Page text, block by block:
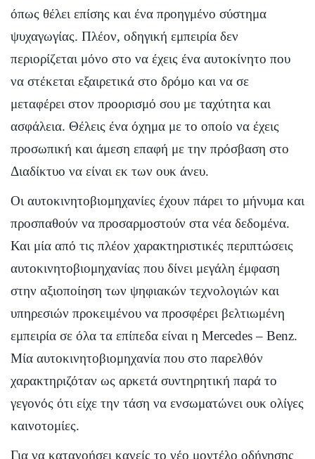
όπως θέλει επίσης και ένα προηγμένο σύστημα
ψυχαγωγίας. Πλέον, οδηγική εμπειρία δεν
περιορίζεται μόνο στο να έχεις ένα αυτοκίνητο που
να στέκεται εξαιρετικά στο δρόμο και να σε
μεταφέρει στον προορισμό σου με ταχύτητα και
ασφάλεια. Θέλεις ένα όχημα με το οποίο να έχεις
προσωπική και άμεση επαφή με την πρόσβαση στο
Διαδίκτυο να είναι εκ των ουκ άνευ.
Οι αυτοκινητοβιομηχανίες έχουν πάρει το μήνυμα και
προσπαθούν να προσαρμοστούν στα νέα δεδομένα.
Και μία από τις πλέον χαρακτηριστικές περιπτώσεις
αυτοκινητοβιομηχανίας που δίνει μεγάλη έμφαση
στην αξιοποίηση των ψηφιακών τεχνολογιών και
υπηρεσιών προκειμένου να προσφέρει βελτιωμένη
εμπειρία σε όλα τα επίπεδα είναι η Mercedes – Benz.
Μία αυτοκινητοβιομηχανία που στο παρελθόν
χαρακτηριζόταν ως αρκετά συντηρητική παρά το
γεγονός ότι είχε την τάση να ενσωματώνει ουκ ολίγες
καινοτομίες.
Για να κατανοήσει κανείς το νέο μοντέλο οδήγησης